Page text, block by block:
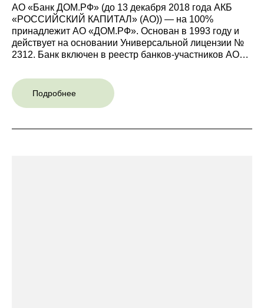
АО «Банк ДОМ.РФ» (до 13 декабря 2018 года АКБ
«РОССИЙСКИЙ КАПИТАЛ» (АО)) — на 100%
принадлежит АО «ДОМ.РФ». Основан в 1993 году и
действует на основании Универсальной лицензии №
2312. Банк включен в реестр банков-участников АО
«РОССИЙСКИЙ КАПИТАЛ» (АО)) — на 100%
принадлежит АО «ДОМ.РФ». Основан в 1993 году и
действует на основании Универсальной лицензии №
Подробнее